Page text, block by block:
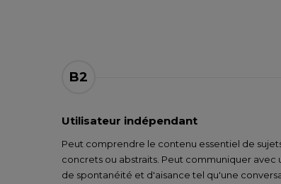
B2
Utilisateur indépendant
Peut comprendre le contenu essentiel de
concrets ou abstraits. Peut communiquer avec
de spontanéité et d'aisance tel qu'une